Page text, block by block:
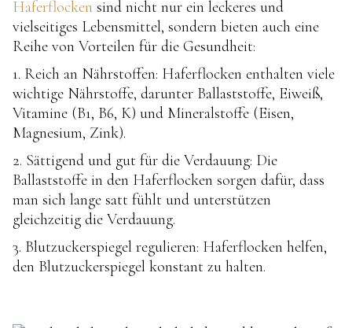
Haferflocken sind nicht nur ein leckeres und
vielseitiges Lebensmittel, sondern bieten auch eine
Reihe von Vorteilen für die Gesundheit:
1. Reich an Nährstoffen: Haferflocken enthalten viele
wichtige Nährstoffe, darunter Ballaststoffe, Eiweiß,
Vitamine (B1, B6, K) und Mineralstoffe (Eisen,
Magnesium, Zink).
2. Sättigend und gut für die Verdauung: Die
Ballaststoffe in den Haferflocken sorgen dafür, dass
man sich lange satt fühlt und unterstützen
gleichzeitig die Verdauung.
3. Blutzuckerspiegel regulieren: Haferflocken helfen,
den Blutzuckerspiegel konstant zu halten.